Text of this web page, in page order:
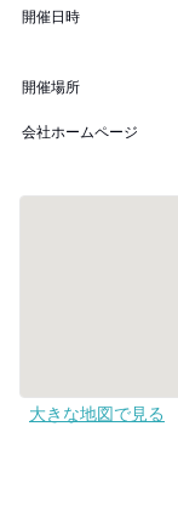
開催日時
開催場所
会社ホームページ
大きな地図で見る